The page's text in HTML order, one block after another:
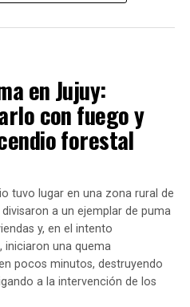
y cena):
2024 a
incremento del106%
y merienda):
raciones a 2.883.504 en
administraron5.340.528
que va del año,
a la alimentación de
adultos de sectores
en Jujuy:
con fuego y
forestal
tuvo lugar en una zona rural de
a un ejemplar de puma
y, en el intento
iniciaron una quema
pocos minutos, destruyendo
a la intervención de los